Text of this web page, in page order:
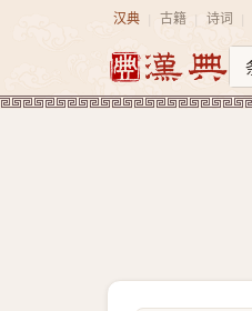
汉典 古籍 诗词